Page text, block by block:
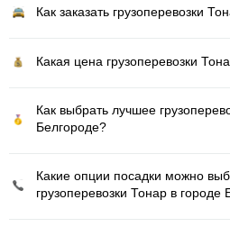
Как заказать грузоперевозки
Какая цена грузоперевозки
Как выбрать лучшее
Белгороде?
Какие опции посадки можно
грузоперевозки Тонар в городе